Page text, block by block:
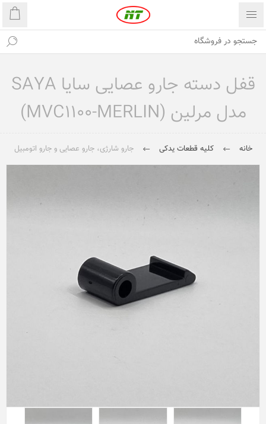
قفل دسته جارو عصایی سایا SAYA
مدل مرلین (MVC1100-MERLIN)
خانه کلیه قطعات یدکی جارو شارژی، جارو عصایی و جارو اتومبیل